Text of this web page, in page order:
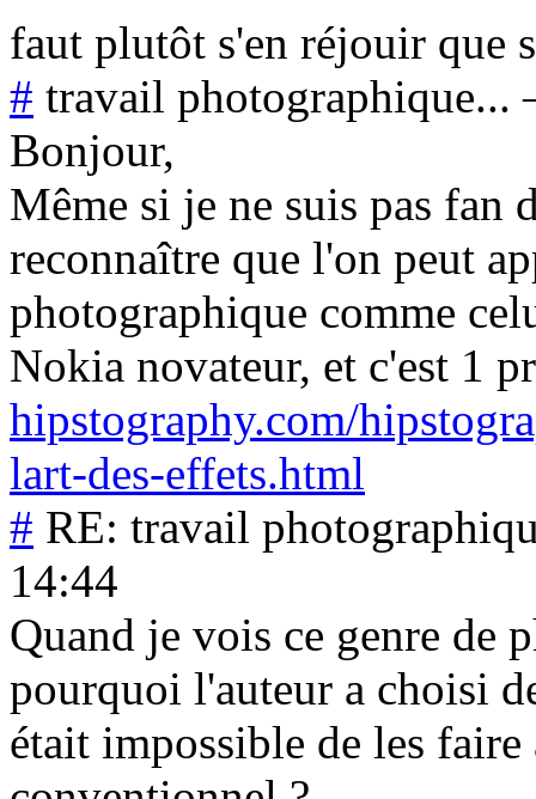
faut plutôt s'en réjouir que
# travail photographique...
Bonjour,
Même si je ne suis pas
reconnaître que l'on peut
photographique comme
Nokia novateur, et c'est 1
hipstography.com/
lart-des-effets.html
# RE: travail
14:44
Quand je vois ce genre de
pourquoi l'auteur a choisi
était impossible de les